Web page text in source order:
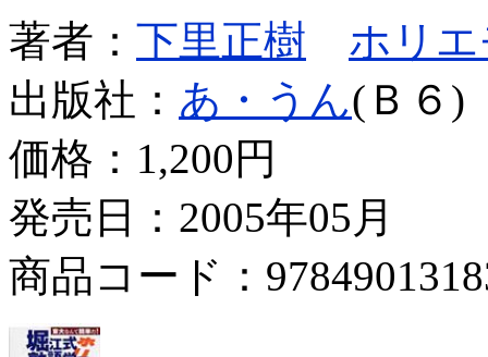
著者： 下里正樹
ホリ
出版社： あ・うん(Ｂ６)
価格： 1,200円
発売日：2005年05月
商品コード：